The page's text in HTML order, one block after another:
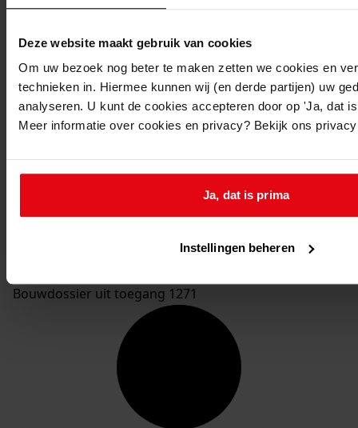
Deze website maakt gebruik van cookies
Om uw bezoek nog beter te maken zetten we cookies en
technieken in. Hiermee kunnen wij (en derde partijen) uw
analyseren. U kunt de cookies accepteren door op 'Ja, dat
Meer informatie over cookies en privacy? Bekijk ons
Ja, dat is prima
Instellingen beheren
125Bouw droogschuur, -
Toon details van deze beschrijving
126Woningverbetering, -
Toon details van deze beschrijving
127Verbouwing huis, -
Toon details van deze beschrijving
128Bouwen van een woonhuis met schuur, 1920
Bouwdossier uit toegang 1271